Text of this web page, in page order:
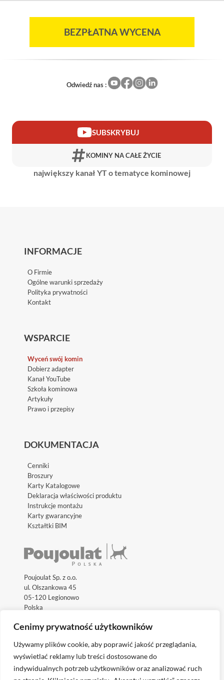
Cenimy prywatność użytkowników
Używamy plików cookie, aby poprawić jakość przeglądania,
wyświetlać reklamy lub treści dostosowane do
indywidualnych potrzeb użytkowników oraz analizować ruch
BEZPŁATNA WYCENA
Odwiedź nas :
SUBSKRYBUJ
KOMINY NA CAŁE ŻYCIE
największy kanał YT o tematyce kominowej
INFORMACJE
O Firmie
Ogólne warunki sprzedaży
Polityka prywatności
Kontakt
WSPARCIE
Wyceń swój komin
Dobierz adapter
Kanał YouTube
Szkoła kominowa
Artykuły
Prawo i przepisy
DOKUMENTACJA
Cenniki
Broszury
Karty Katalogowe
Deklaracja właściwości produktu
Instrukcje montażu
Karty gwarancyjne
Kształtki BIM
Poujoulat Sp. z o.o.
ul. Olszankowa 45
05-120 Legionowo
Polska
Odwiedź międzynarodowe strony internetowe: